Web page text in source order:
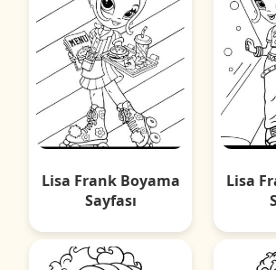
Lisa Frank Boyama
Sayfası
Lisa